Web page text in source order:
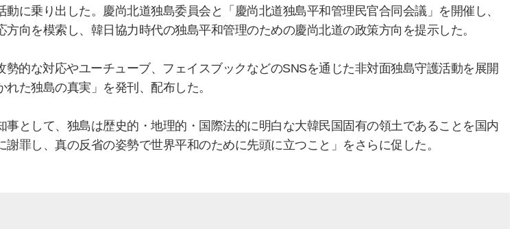
に乗り出した。慶尚北道独島委員会と「慶尚北道独島平和管理民官合同会議」を開催し、
向を模索し、韓日協力時代の独島平和管理のための慶尚北道の政策方向を提示した。
的な対応やユーチューブ、フェイスブックなどのSNSを通じた非対面独島守護活動を展開
た独島の真実」を発刊、配布した。
として、独島は歴史的・地理的・国際法的に明白な大韓民国固有の領土であることを国内
罪し、真の反省の姿勢で世界平和のために先頭に立つこと」をさらに促した。